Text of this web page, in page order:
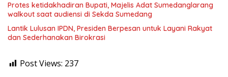
Protes ketidakhadiran Bupati, Majelis Adat Sumedanglarang
walkout saat audiensi di Sekda Sumedang
Lantik Lulusan IPDN, Presiden Berpesan untuk Layani Rakyat
dan Sederhanakan Birokrasi
Post Views: 237